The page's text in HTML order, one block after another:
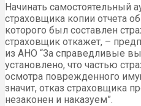
Начинать самостоятельный
страховщика копии отчета
которого был составлен
страховщик откажет, –
из АНО “За справедливые
установлено, что частью
осмотра поврежденного
значит, отказ страховщика
незаконен и наказуем”.